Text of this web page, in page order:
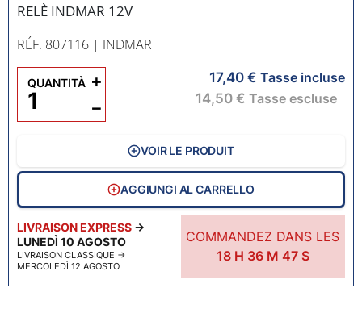
RELÈ INDMAR 12V
RÉF. 807116 | INDMAR
LIVRAISON EXPRESS →
LUNEDÌ 10 AGOSTO
LIVRAISON CLASSIQUE →
MERCOLEDÌ 12 AGOSTO
COMMANDEZ DANS LES
18H 36M 46 S
17,40 € Tasse incluse
14,50 € Tasse escluse
QUANTITÀ
−
+
VOIR LE PRODUIT
AGGIUNGI AL CARRELLO